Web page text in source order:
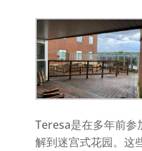
Teresa是在多年前参
解到迷宫式花园。这